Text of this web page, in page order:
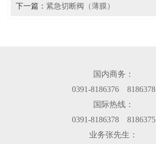
下一篇： 紧急切断阀（薄膜）
国内商务：
0391-8186376 8186378
国际热线：
0391-8186378 8186375
业务张先生：